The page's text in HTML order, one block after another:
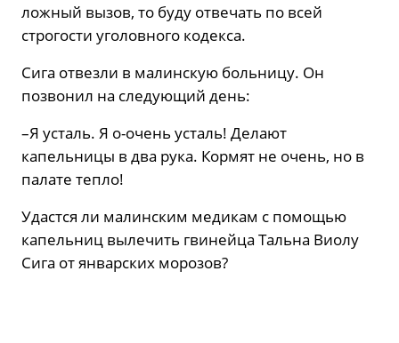
ложный вызов, то буду отвечать по всей
строгости уголовного кодекса.
Сига отвезли в малинскую больницу. Он
позвонил на следующий день:
–Я усталь. Я о-очень усталь! Делают
капельницы в два рука. Кормят не очень, но в
палате тепло!
Удастся ли малинским медикам с помощью
капельниц вылечить гвинейца Тальна Виолу
Сига от январских морозов?